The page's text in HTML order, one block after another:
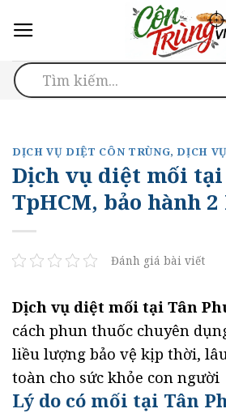
content
DỊCH VỤ DIỆT CÔN TRÙNG,DỊCH
Dịch vụ diệt mối tại
TpHCM, bảo hành 2
Đánh giá bài viết
Dịch vụ diệt mối tại Tân
cách phun thuốc chuyên
liều lượng bảo vệ kịp thời,
toàn cho sức khỏe con người
Lý do có mối tại Tân